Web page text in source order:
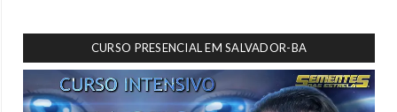
CURSO PRESENCIAL EM SALVADOR-BA